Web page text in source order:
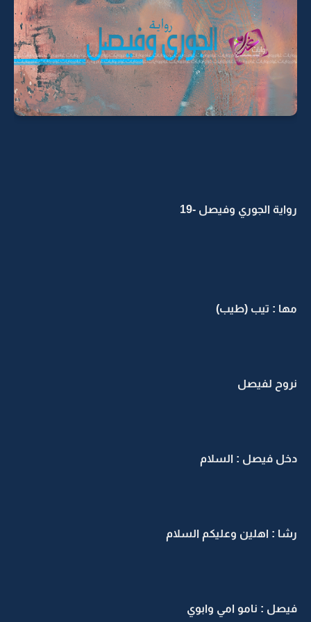
رواية الجوري وفيصل -19
مها : تيب (طيب)
نروح لفيصل
دخل فيصل : السلام
رشا : اهلين وعليكم السلام
فيصل : نامو امي وابوي